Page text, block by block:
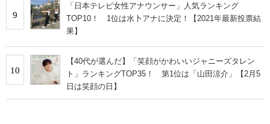
9
「日本テレビ女性アナウンサー」人気ランキング
TOP10！ 1位は水卜アナに決定！【2021年最新投票結
果】
10
【40代が選んだ】「笑顔がかわいいジャニーズタレン
ト」ランキングTOP35！ 第1位は「山田涼介」【2月5
日は笑顔の日】